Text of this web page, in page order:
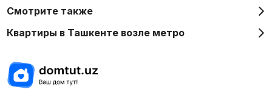
Смотрите также
Квартиры в Ташкенте возле метро